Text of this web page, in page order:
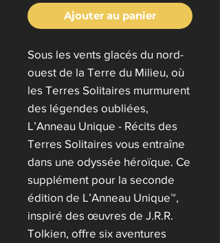
Ajouter au panier
Sous les vents glacés du nord-
ouest de la Terre du Milieu, où
les Terres Solitaires murmurent
des légendes oubliées,
L’Anneau Unique - Récits des
Terres Solitaires vous entraîne
dans une odyssée héroïque. Ce
supplément pour la seconde
édition de L’Anneau Unique™,
inspiré des œuvres de J.R.R.
Tolkien, offre six aventures